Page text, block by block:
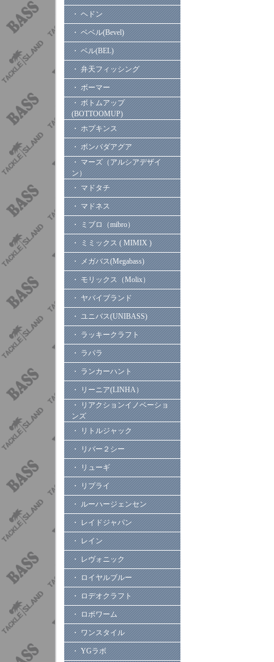
・ ヘドン
・ ベベル(Bevel)
・ ベル(BEL)
・ 弁天フィッシング
・ ボーマー
・ ボトムアップ
(BOTTOOMUP)
・ ホプキンス
・ ボンバダアグア
・ マーズ（アルシアデザイ
ン）
・ マドタチ
・ マドネス
・ ミブロ（mibro）
・ ミミックス ( MIMIX )
・ メガバス(Megabass)
・ モリックス（Molix）
・ ヤバイブランド
・ ユニバス(UNIBASS)
・ ラッキークラフト
・ ラパラ
・ ランカーハント
・ リーニア(LINHA）
・ リアクションイノベーショ
ンズ
・ リトルジャック
・ リバー２シー
・ リューギ
・ リプライ
・ ルーハージェンセン
・ レイドジャパン
・ レイン
・ レヴォニック
・ ロイヤルブルー
・ ロデオクラフト
・ ロボワーム
・ ワンスタイル
・ YGラボ